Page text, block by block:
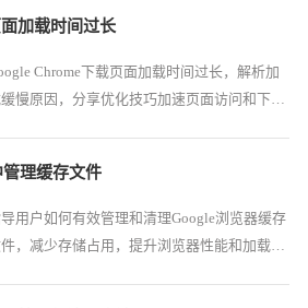
加载时间过长
Chrome下载页面加载时间过长，解析加
慢原因，分享优化技巧加速页面访问和下载
理缓存文件
用户如何有效管理和清理Google浏览器缓存
，减少存储占用，提升浏览器性能和加载速